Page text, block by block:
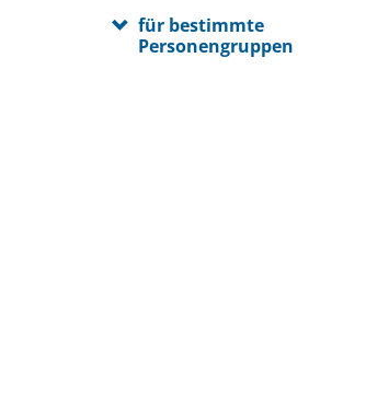
für bestimmte
Personengruppen